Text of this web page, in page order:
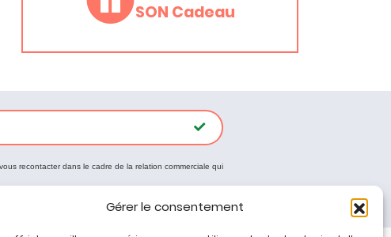
Gérer le consentement
SON Cadeau
recontacter dans le cadre de la relation commerciale qui